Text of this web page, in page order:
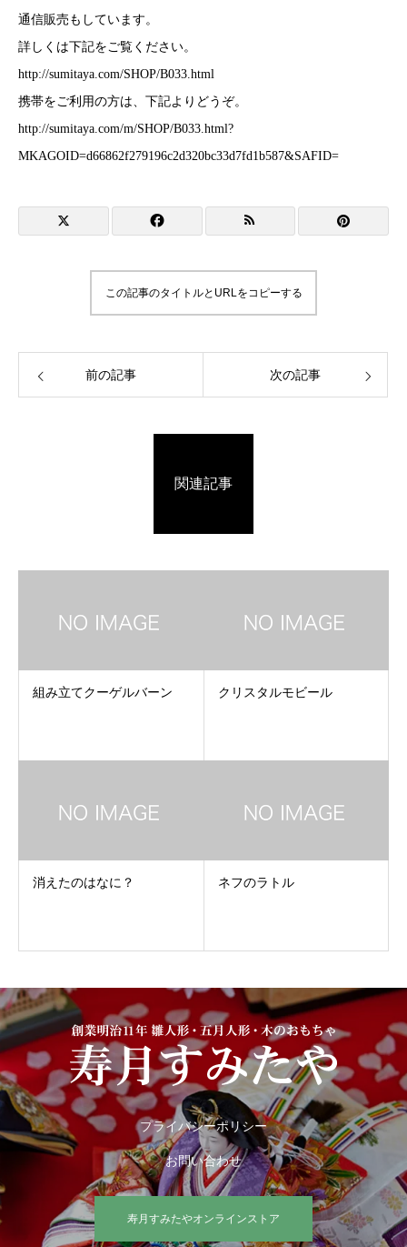
通信販売もしています。
詳しくは下記をご覧ください。
http://sumitaya.com/SHOP/B033.html
携帯をご利用の方は、下記よりどうぞ。
http://sumitaya.com/m/SHOP/B033.html?
MKAGOID=d66862f279196c2d320bc33d7fd1b587&SAFID=
この記事のタイトルとURLをコピーする
前の記事 次の記事
関連記事
組み立てクーゲルバーン クリスタルモビール
消えたのはなに？ ネフのラトル
プライバシーポリシー
お問い合わせ
寿月すみたやオンラインストア